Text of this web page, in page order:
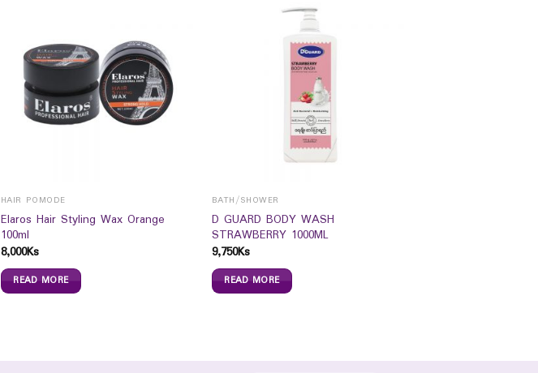
HAIR POMODE
Elaros Hair Styling Wax Orange
100ml
8,000Ks
READ MORE
BATH/SHOWER
D GUARD BODY WASH
STRAWBERRY 1000ML
9,750Ks
READ MORE